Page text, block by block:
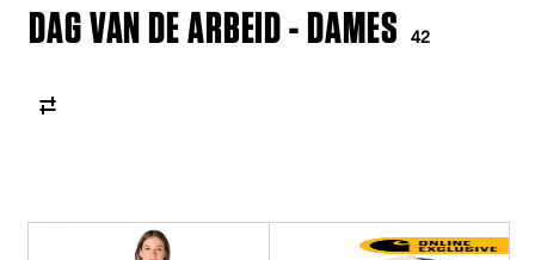
DAG VAN DE ARBEID - DAMES 42